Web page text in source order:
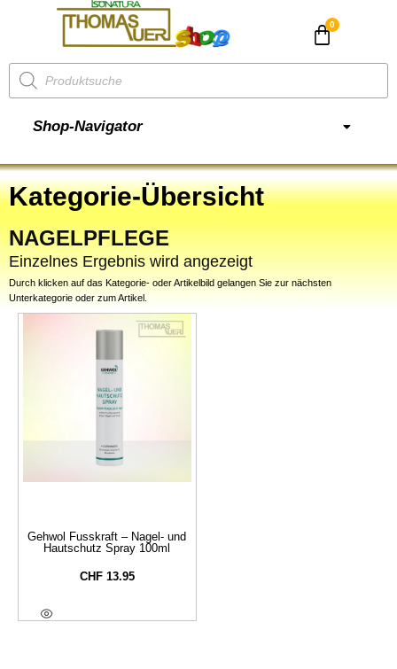
Shop-Navigator
Kategorie-Übersicht
NAGELPFLEGE
Einzelnes Ergebnis wird angezeigt
Durch klicken auf das Kategorie- oder Artikelbild gelangen Sie zur nächsten
Unterkategorie oder zum Artikel.
Gehwol Fusskraft – Nagel- und
Hautschutz Spray 100ml
CHF13.95